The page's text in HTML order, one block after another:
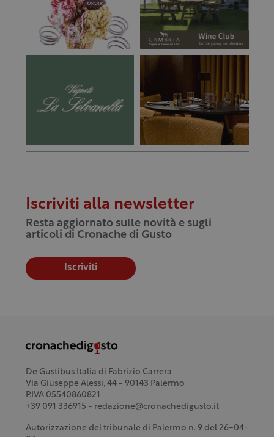
Iscriviti alla newsletter
Resta aggiornato sulle novità e sugli
articoli di Cronache di Gusto
Iscriviti
De Gustibus Italia di Fabrizio Carrera
Via Giuseppe Alessi, 44 - 90143 Palermo
P.IVA 05540860821
+39 091 336915 - redazione@cronachedigusto.it
Autorizzazione del tribunale di Palermo n. 9 del 26-04-